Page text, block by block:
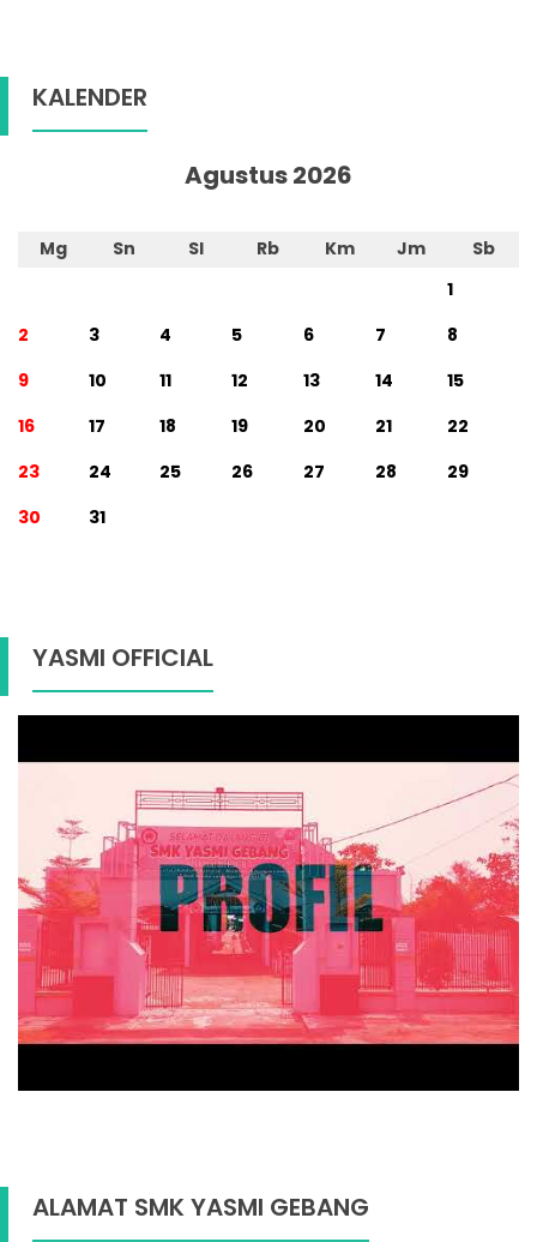
KALENDER
Agustus 2026
Mg Sn Sl Rb Km Jm
Sb
1
2
3 4 5 6 7
8
9
10 11 12 13 14
15
16
17 18 19 20 21
22
23
24 25 26 27 28
29
30
31
YASMI OFFICIAL
ALAMAT SMK YASMI GEBANG